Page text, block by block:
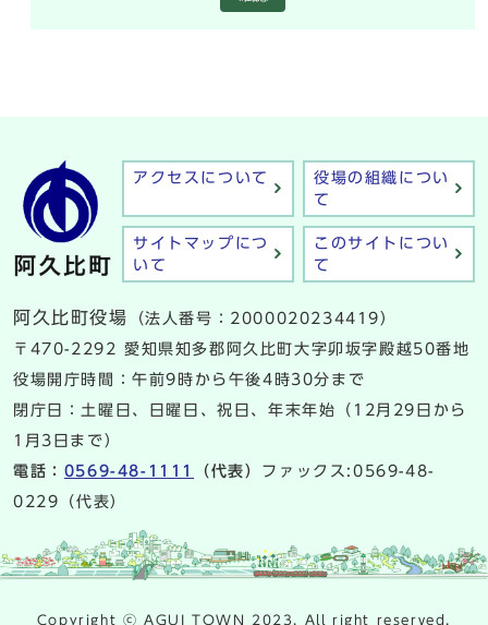
アクセスについて
役場の組織につい
て
サイトマップにつ
いて
このサイトについ
て
阿久比町役場
（法人番号：2000020234419）
〒470-2292 愛知県知多郡阿久比町大字卯坂字殿越50番地
役場開庁時間：午前9時から午後4時30分まで
閉庁日：土曜日、日曜日、祝日、年末年始（12月29日から
1月3日まで）
電話： 0569-48-1111 （代表） ファックス:0569-48-
0229（代表）
Copyright ⓒ AGUI TOWN 2023. All right reserved.